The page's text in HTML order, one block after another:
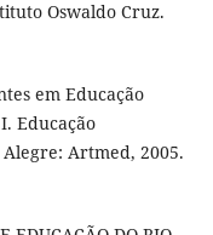
Oswaldo Cruz.
em Educação
Educação
Artmed, 2005.